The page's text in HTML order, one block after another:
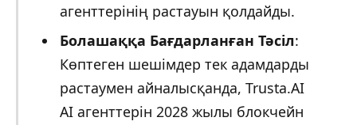
агенттерінің растауын қолдайды.
Болашаққа Бағдарланған Тәсіл:
Көптеген шешімдер тек адамдарды
растаумен айналысқанда, Trusta.AI
AI агенттерін 2028 жылы блокчейн